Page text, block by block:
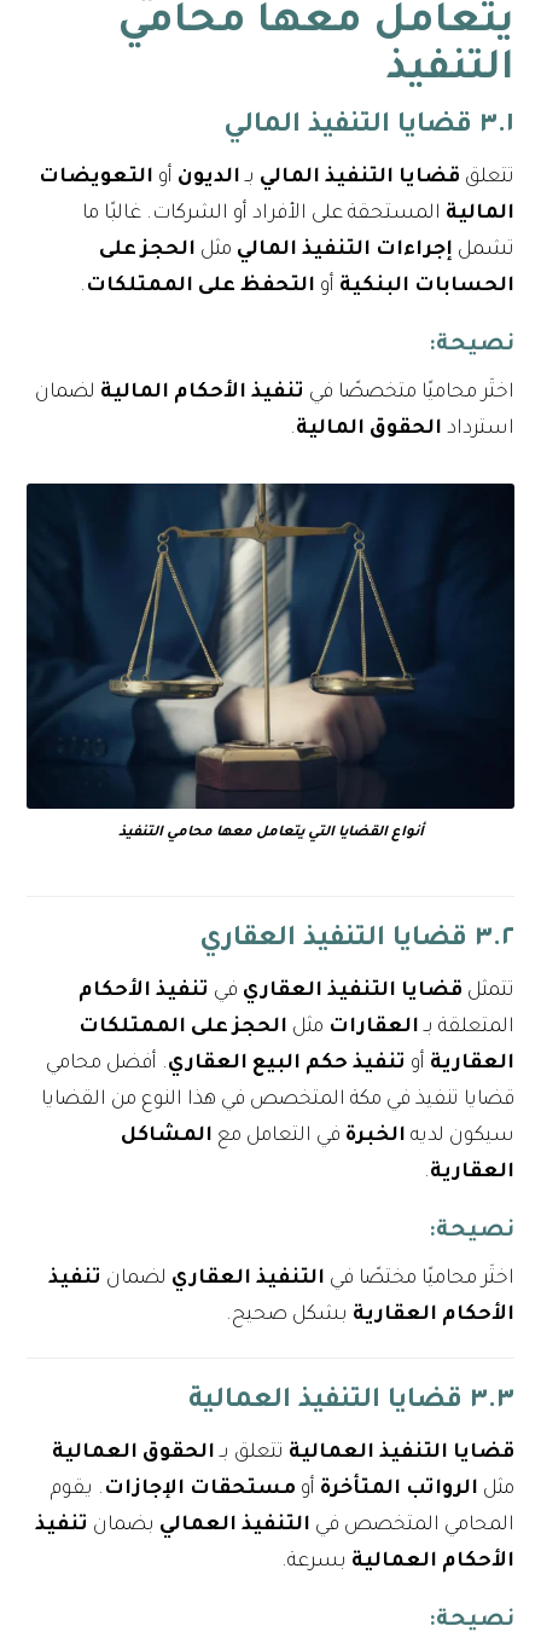
يتعامل معها محامي
التنفيذ
٣.١ قضايا التنفيذ المالي
تتعلق قضايا التنفيذ المالي بـ الديون أو التعويضات
المالية المستحقة على الأفراد أو الشركات. غالبًا ما
تشمل إجراءات التنفيذ المالي مثل الحجز على
الحسابات البنكية أو التحفظ على الممتلكات .
نصيحة:
اختَر محاميًا متخصصًا في تنفيذ الأحكام المالية لضمان
استرداد الحقوق المالية.
أنواع القضايا التي يتعامل معها محامي التنفيذ
٣.٢ قضايا التنفيذ العقاري
تتمثل قضايا التنفيذ العقاري في تنفيذ الأحكام
المتعلقة بـ العقارات مثل الحجز على الممتلكات
العقارية أو تنفيذ حكم البيع العقاري. أفضل محامي
قضايا تنفيذ في مكة المتخصص في هذا النوع من القضايا
سيكون لديه الخبرة في التعامل مع المشاكل
العقارية.
نصيحة:
اختَر محاميًا مختصًا في التنفيذ العقاري لضمان تنفيذ
الأحكام العقارية بشكل صحيح.
٣.٣ قضايا التنفيذ العمالية
قضايا التنفيذ العمالية تتعلق بـ الحقوق العمالية
مثل الرواتب المتأخرة أو مستحقات الإجازات . يقوم
المحامي المتخصص في التنفيذ العمالي بضمان تنفيذ
الأحكام العمالية بسرعة.
نصيحة: